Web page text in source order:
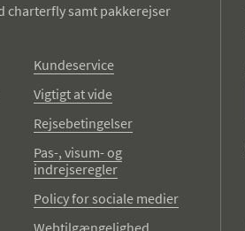
charterfly samt pakkerejser
Kundeservice
Vigtigt at vide
Rejsebetingelser
Pas-, visum- og
indrejseregler
Policy for sociale medier
Webtilgængelighed